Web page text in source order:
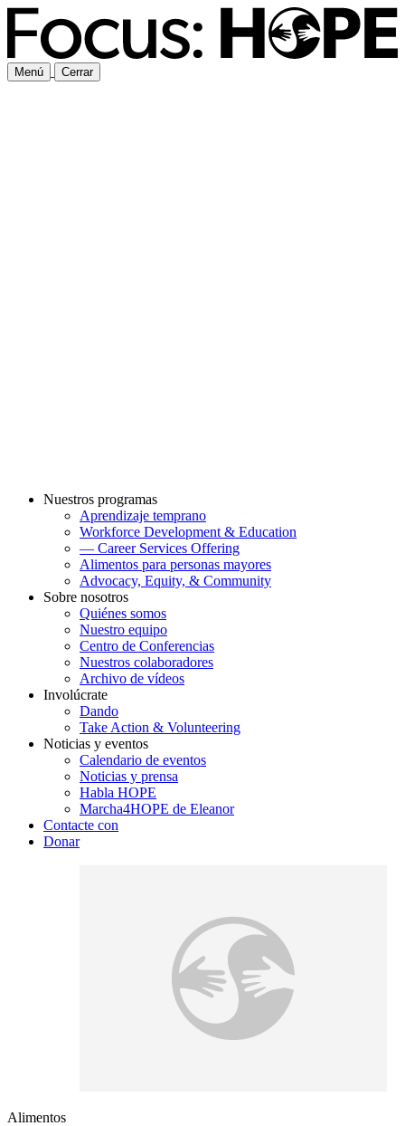
Menú Cerrar
Nuestros programas
Aprendizaje temprano
Workforce Development & Education
— Career Services Offering
Alimentos para personas mayores
Advocacy, Equity, & Community
Sobre nosotros
Quiénes somos
Nuestro equipo
Centro de Conferencias
Nuestros colaboradores
Archivo de vídeos
Involúcrate
Dando
Take Action & Volunteering
Noticias y eventos
Calendario de eventos
Noticias y prensa
Habla HOPE
Marcha4HOPE de Eleanor
Contacte con
Donar
Alimentos